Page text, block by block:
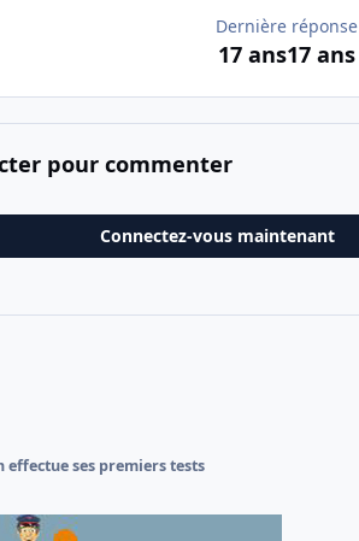
Dernière réponse
17 ans17 ans
pour commenter
Connectez-vous maintenant
effectue ses premiers tests